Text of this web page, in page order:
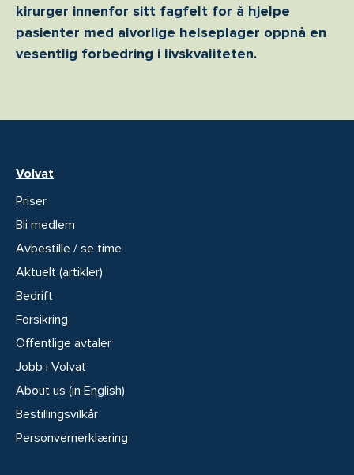
kirurger innenfor sitt fagfelt for å hjelpe
pasienter med alvorlige helseplager oppnå en
vesentlig forbedring i livskvaliteten.
Volvat
Priser
Bli medlem
Avbestille / se time
Aktuelt (artikler)
Bedrift
Forsikring
Offentlige avtaler
Jobb i Volvat
About us (in English)
Bestillingsvilkår
Personvernerklæring